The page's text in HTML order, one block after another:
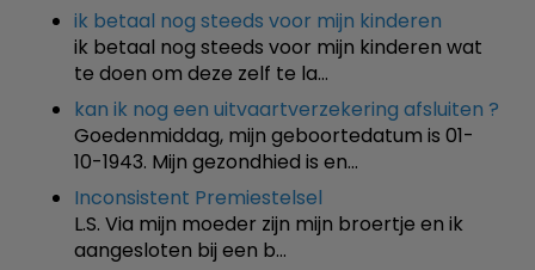
ik betaal nog steeds voor mijn kinderen
ik betaal nog steeds voor mijn kinderen wat
te doen om deze zelf te la…
kan ik nog een uitvaartverzekering afsluiten ?
Goedenmiddag, mijn geboortedatum is 01-
10-1943. Mijn gezondhied is en…
Inconsistent Premiestelsel
L.S. Via mijn moeder zijn mijn broertje en ik
aangesloten bij een b…